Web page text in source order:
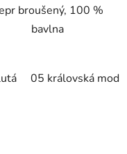
04 žlutá 05
broušený, 100 %
bavlna
05 královská